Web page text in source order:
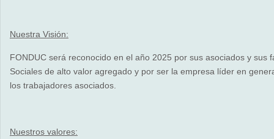
Nuestra Visión:
FONDUC será reconocido en el año 2025 por sus asociados y
Sociales de alto valor agregado y por ser la empresa líder en
los trabajadores asociados.
Nuestros valores: